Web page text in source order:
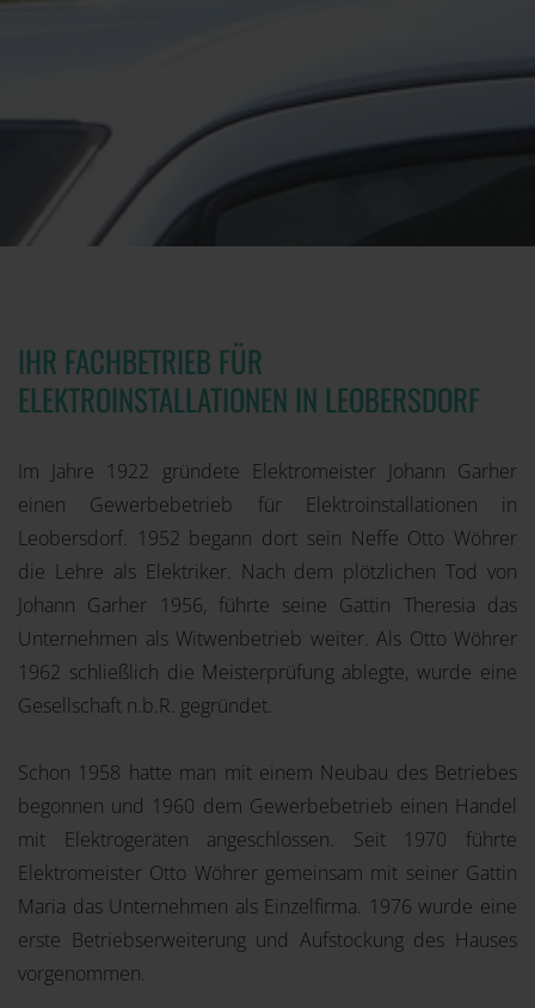
IHR FACHBETRIEB FÜR
ELEKTROINSTALLATIONEN IN LEOBERSDORF
Im Jahre 1922 gründete Elektromeister Johann Garher
einen Gewerbebetrieb für Elektroinstallationen in
Leobersdorf. 1952 begann dort sein Neffe Otto Wöhrer
die Lehre als Elektriker. Nach dem plötzlichen Tod von
Johann Garher 1956, führte seine Gattin Theresia das
Unternehmen als Witwenbetrieb weiter. Als Otto Wöhrer
1962 schließlich die Meisterprüfung ablegte, wurde eine
Gesellschaft n.b.R. gegründet.
Schon 1958 hatte man mit einem Neubau des Betriebes
begonnen und 1960 dem Gewerbebetrieb einen Handel
mit Elektrogeräten angeschlossen. Seit 1970 führte
Elektromeister Otto Wöhrer gemeinsam mit seiner Gattin
Maria das Unternehmen als Einzelfirma. 1976 wurde eine
erste Betriebserweiterung und Aufstockung des Hauses
vorgenommen.